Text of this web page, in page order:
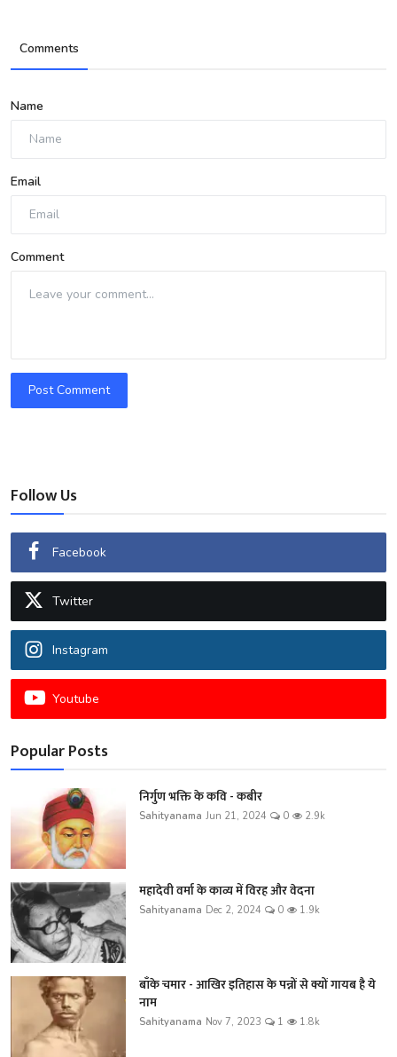
Comments
Name
Email
Comment
Post Comment
Follow Us
Facebook
Twitter
Instagram
Youtube
Popular Posts
निर्गुण भक्ति के कवि - कबीर
Sahityanama Jun 21, 2024 0 2.9k
महादेवी वर्मा के काव्य में विरह और वेदना
Sahityanama Dec 2, 2024 0 1.9k
बाँके चमार - आखिर इतिहास के पन्नों से क्यों गायब है ये
नाम
Sahityanama Nov 7, 2023 1 1.8k